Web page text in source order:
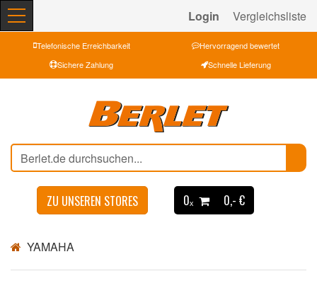
Login Vergleichsliste
Telefonische Erreichbarkeit
Hervorragend bewertet
Sichere Zahlung
Schnelle Lieferung
ZU UNSEREN STORES 0ₓ 0,- €
YAMAHA